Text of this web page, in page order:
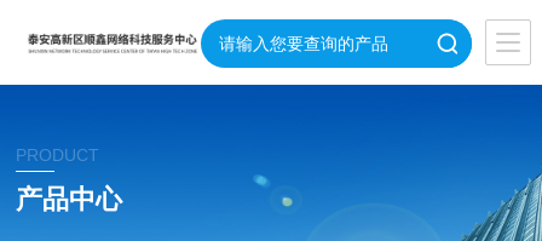
PRODUCT
产品中心